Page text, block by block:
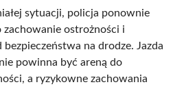
sytuacji, policja ponownie
ostrożności i
na drodze. Jazda
powinna być areną do
a ryzykowne zachowania